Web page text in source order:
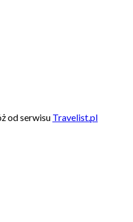
od serwisu Travelist.pl